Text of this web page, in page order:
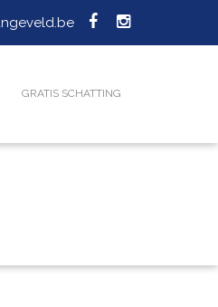
GRATIS SCHATTING